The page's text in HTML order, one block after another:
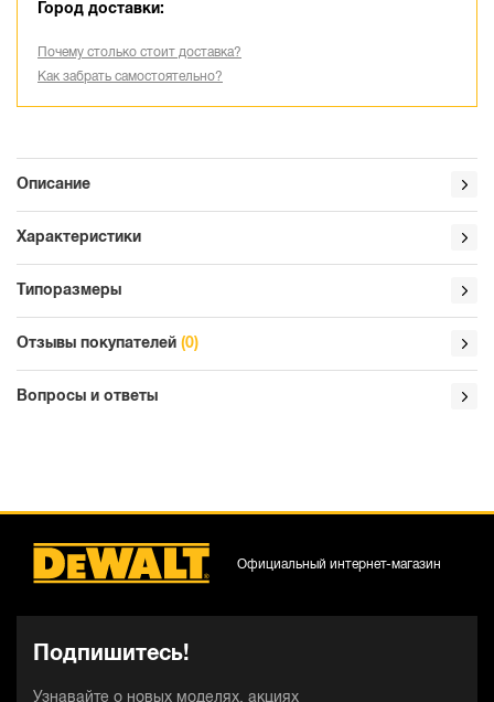
Город доставки:
Почему столько стоит доставка?
Как забрать самостоятельно?
Описание
Характеристики
Типоразмеры
Отзывы покупателей (0)
Вопросы и ответы
Подпишитесь!
Узнавайте о новых моделях, акциях
Официальный интернет-магазин